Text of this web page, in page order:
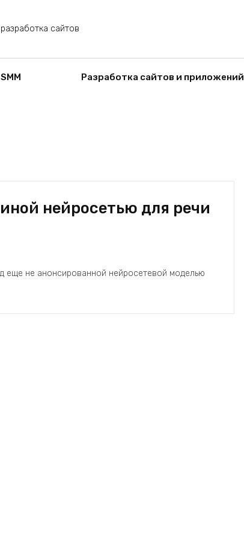
сайтов
SMM Разработка сайтов и приложений
нейросетью для речи
еще не анонсированной нейросетевой моделью